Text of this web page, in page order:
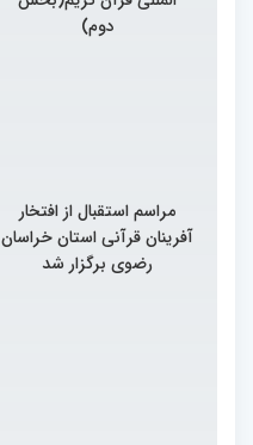
دوم)
مراسم استقبال از افتخار
آفرینان قرآنی استان خراسان
رضوی برگزار شد